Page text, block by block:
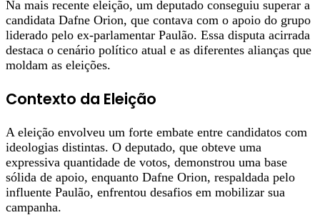
Na mais recente eleição, um deputado conseguiu superar a
candidata Dafne Orion, que contava com o apoio do grupo
liderado pelo ex-parlamentar Paulão. Essa disputa acirrada
destaca o cenário político atual e as diferentes alianças que
moldam as eleições.
Contexto da Eleição
A eleição envolveu um forte embate entre candidatos com
ideologias distintas. O deputado, que obteve uma
expressiva quantidade de votos, demonstrou uma base
sólida de apoio, enquanto Dafne Orion, respaldada pelo
influente Paulão, enfrentou desafios em mobilizar sua
campanha.